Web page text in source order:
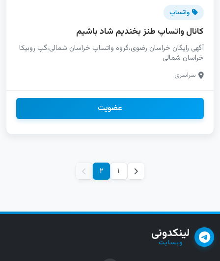
واتساپ
کانال واتساپ طنز بخندیم شاد باشیم
آگهی رایگان خراسان رضوی،گروه واتساپ خراسان شمالی،گپ روبیکا
خراسان شمالی
سراسری
عضویت
۱ ۲
لینکدونی
وبسایت